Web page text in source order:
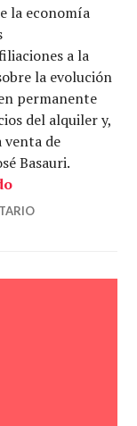
la economía
a la
la evolución
permanente
del alquiler y,
venta de
Basauri.
La economía